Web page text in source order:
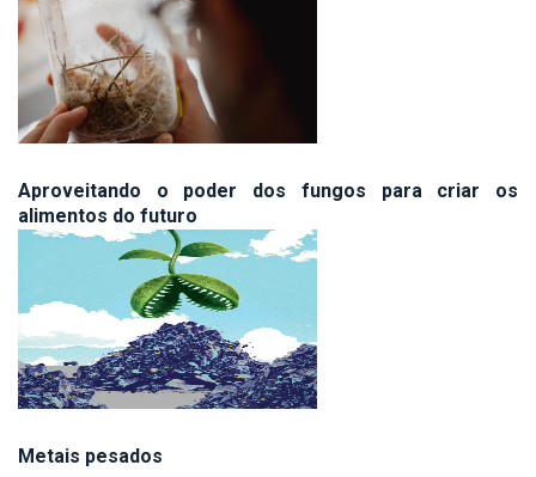
Aproveitando o poder dos fungos para criar os
alimentos do futuro
Metais pesados